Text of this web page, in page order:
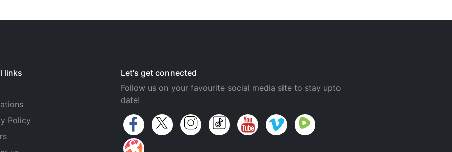
links
Policy
Let's get connected
Follow us on your favourite social media site to stay upto
date!